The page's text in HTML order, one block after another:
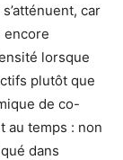
car
encore
lorsque
plutôt que
de co-
au temps : non
dans